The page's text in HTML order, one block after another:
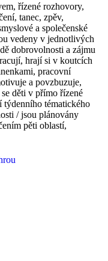
řízené rozhovory,
tanec, zpěv,
a společenské
vedeny v jednotlivých
dobrovolnosti a zájmu
hrají si v koutcích
pracovní
a povzbuzuje,
děti v přímo řízené
tématického
/ jsou plánovány
pěti oblastí,